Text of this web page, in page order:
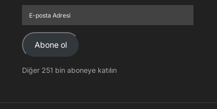
posta
Adresi
Abone ol
Diğer 251 bin aboneye katılın